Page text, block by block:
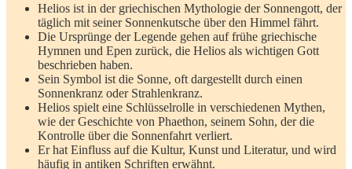
Helios ist in⁣ der⁣ griechischen‍ Mythologie der Sonnengott, der
täglich mit seiner Sonnenkutsche‌ über den Himmel⁤ fährt.
Die Ursprünge ‍der Legende gehen auf ⁤frühe griechische
Hymnen​ und Epen‌ zurück, die Helios als wichtigen ⁤Gott
beschrieben‍ haben.
Sein Symbol⁢ ist die‍ Sonne, oft dargestellt durch einen
Sonnenkranz oder ⁣Strahlenkranz.
Helios spielt⁤ eine​ Schlüsselrolle in verschiedenen Mythen,
wie der Geschichte von⁢ Phaethon, seinem Sohn, der die
Kontrolle⁢ über die ‍Sonnenfahrt verliert.
Er hat Einfluss auf die⁢ Kultur, Kunst und Literatur, und​ wird
häufig in antiken Schriften erwähnt.